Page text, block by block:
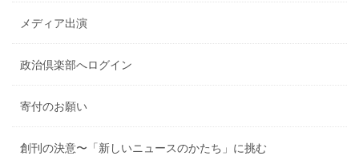
メディア出演
政治倶楽部へログイン
寄付のお願い
創刊の決意〜「新しいニュースのかたち」に挑む